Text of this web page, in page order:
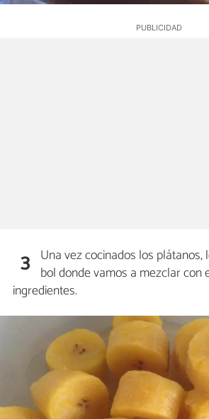
3 Una vez cocinados los plátanos,
bol donde vamos a mezclar con
ingredientes.